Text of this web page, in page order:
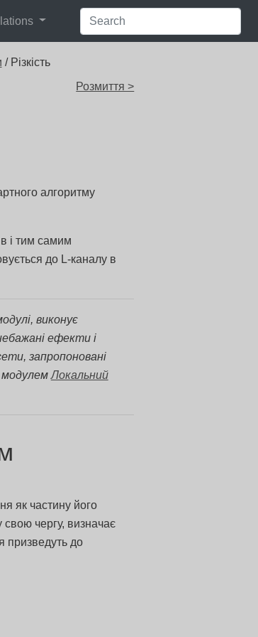
/ Різкість
Розмиття >
алгоритму
і тим самим
до L-каналу в
виконує
ефекти і
запропоновані
Локальний
як частину його
чергу, визначає
призведуть до